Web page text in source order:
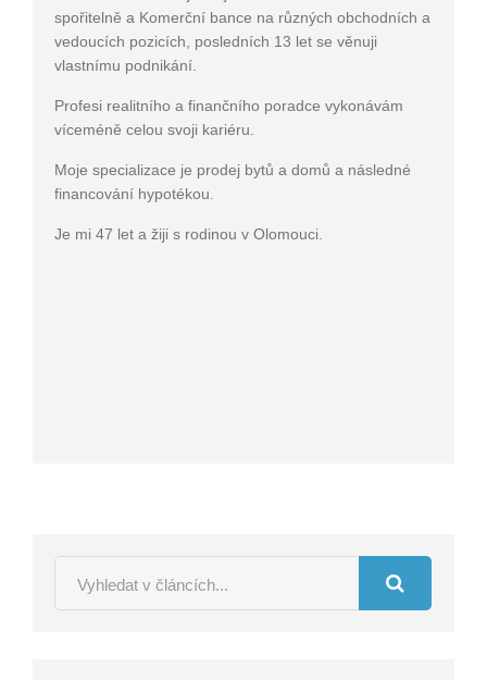
spořitelně a Komerční bance na různých obchodních a
vedoucích pozicích, posledních 13 let se věnuji
vlastnímu podnikání.
Profesi realitního a finančního poradce vykonávám
víceméně celou svoji kariéru.
Moje specializace je prodej bytů a domů a následné
financování hypotékou.
Je mi 47 let a žiji s rodinou v Olomouci.